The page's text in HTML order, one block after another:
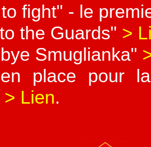
fight" - le
the Guards" >
Smuglianka"
place pour
> Lien.